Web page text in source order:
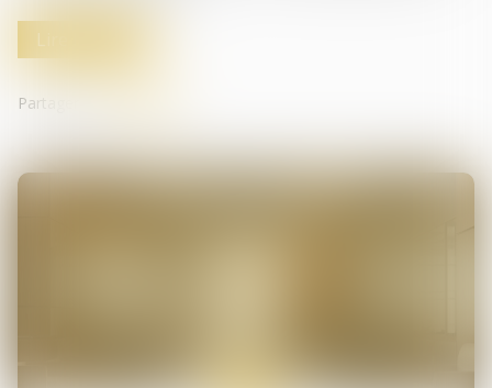
Lire la suite
Partager sur